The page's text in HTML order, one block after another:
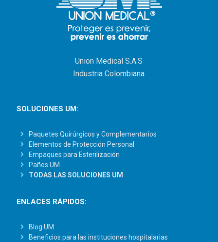
Union Medical S.A.S
Industria Colombiana
SOLUCIONES UM:
Paquetes Quirúrgicos y Complementarios
Elementos de Protección Personal
Empaques para Esterilización
Paños UM
TODAS LAS SOLUCIONES UM
ENLACES RÁPIDOS:
Blog UM
Beneficios para las instituciones hospitalarias